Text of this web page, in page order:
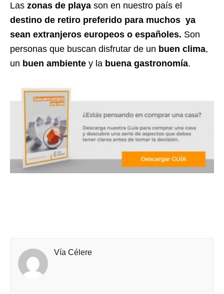
Las zonas de playa son en nuestro país el
destino de retiro preferido para muchos ya
sean extranjeros europeos o españoles. Son
personas que buscan disfrutar de un buen clima,
un buen ambiente y la buena gastronomía.
Vía Célere